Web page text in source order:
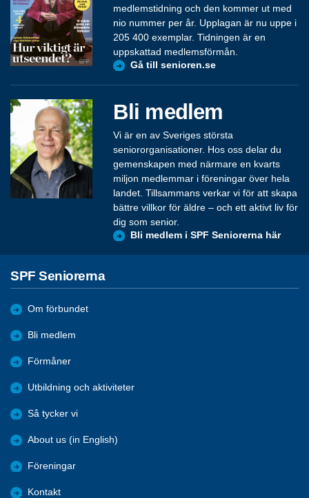
medlemstidning och den kommer ut med
nio nummer per år. Upplagan är nu uppe i
205 400 exemplar. Tidningen är en
uppskattad medlemsförmån.
Gå till senioren.se
Bli medlem
Vi är en av Sveriges största
seniororganisationer. Hos oss delar du
gemenskapen med närmare en kvarts
miljon medlemmar i föreningar över hela
landet. Tillsammans verkar vi för att skapa
bättre villkor för äldre – och ett aktivt liv för
dig som senior.
Bli medlem i SPF Seniorerna här
SPF Seniorerna
Om förbundet
Bli medlem
Förmåner
Utbildning och aktiviteter
Så tycker vi
About us (in English)
Föreningar
Kontakt